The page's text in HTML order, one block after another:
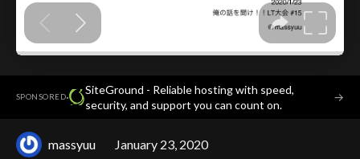
SPONSORED·
SiteGround - Reliable hosting with speed,
security, and support you can count on.
→
massyuu January 23, 2020